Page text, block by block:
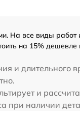
На все виды работ
на 15%
и длительного
и
при наличии